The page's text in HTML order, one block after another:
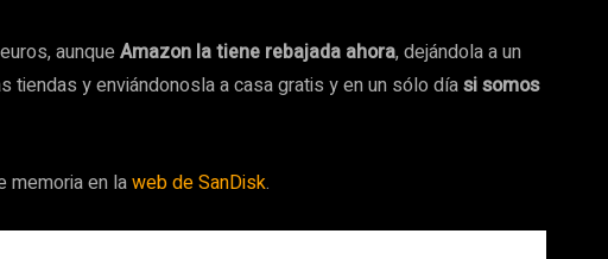
aunque Amazon la tiene rebajada ahora, dejándola a un
tiendas y enviándonosla a casa gratis y en un sólo díasi somos
memoria en laweb de SanDisk.